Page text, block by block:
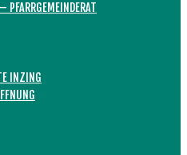
PFARRGEMEINDERAT
INZING